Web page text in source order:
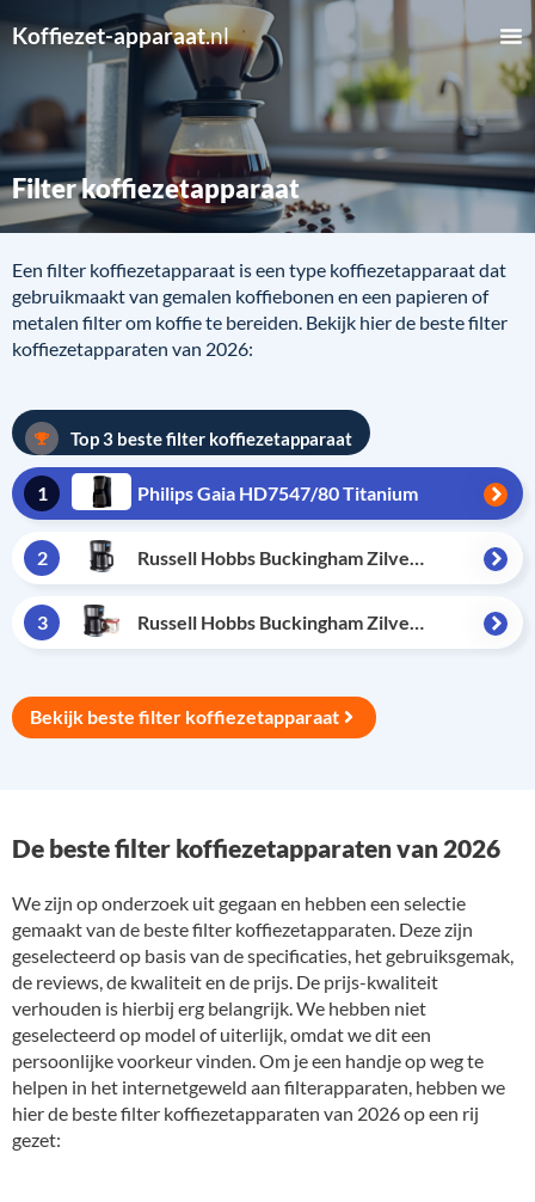
Koffiezet-apparaat.nl
Filter koffiezetapparaat
Een filter koffiezetapparaat is een type koffiezetapparaat dat
gebruikmaakt van gemalen koffiebonen en een papieren of
metalen filter om koffie te bereiden. Bekijk hier de beste filter
koffiezetapparaten van 2026:
Top 3 beste filter koffiezetapparaat
1 Philips Gaia HD7547/80 Titanium
2 Russell Hobbs Buckingham Zilver Koffiezetapparaat
3 Russell Hobbs Buckingham Zilver Koffiezetapparaat + Scanpart Permanent Filter
Bekijk beste filter koffiezetapparaat
De beste filter koffiezetapparaten van 2026
We zijn op onderzoek uit gegaan en hebben een selectie
gemaakt van de beste filter koffiezetapparaten. Deze zijn
geselecteerd op basis van de specificaties, het gebruiksgemak,
de reviews, de kwaliteit en de prijs. De prijs-kwaliteit
verhouden is hierbij erg belangrijk. We hebben niet
geselecteerd op model of uiterlijk, omdat we dit een
persoonlijke voorkeur vinden. Om je een handje op weg te
helpen in het internetgeweld aan filterapparaten, hebben we
hier de beste filter koffiezetapparaten van 2026 op een rij
gezet: